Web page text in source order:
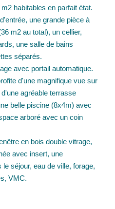
habitables en parfait état.
une grande pièce à
m2 au total), un cellier,
une salle de bains
séparés.
avec portail automatique.
d'une magnifique vue sur
agréable terrasse
belle piscine (8x4m) avec
arboré avec un coin
en bois double vitrage,
avec insert, une
séjour, eau de ville, forage,
VMC.